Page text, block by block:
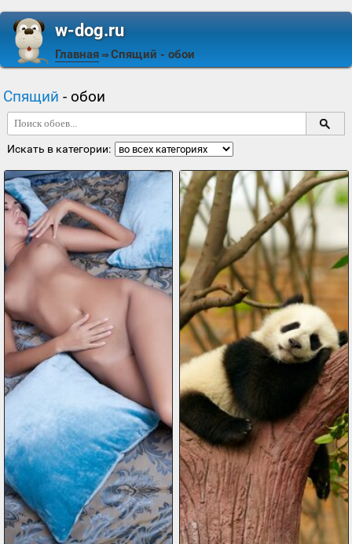
w-dog.ru
Главная ⇒ Спящий - обои
Спящий - обои
Искать в категории: